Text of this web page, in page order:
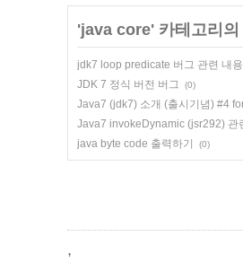
'java core' 카테고리
jdk7 loop predicate 버그 관련 내용
JDK 7 정식 버전 버그 (0)
Java7 (jdk7) 소개 (출시기념) #4
Java7 invokeDynamic (jsr292) 관
java byte code 출력하기 (0)
,